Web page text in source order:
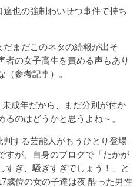
也の強制わいせつ事件で持ち
まだこのネタの続報が出そ
者の女子高生を責める声もあり
（参考記事）。
成年だから、まだ分別が付か
のはどうかと思うよね～。
する芸能人がもうひとり登場
すが、自身のブログで「たかが
すぎ、騒ぎすぎでしょう！」と
歳位の女の子達は夜 酔った男性